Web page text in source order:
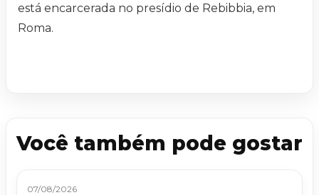
está encarcerada no presídio de Rebibbia, em
Roma.
Você também pode gostar
07/08/2026